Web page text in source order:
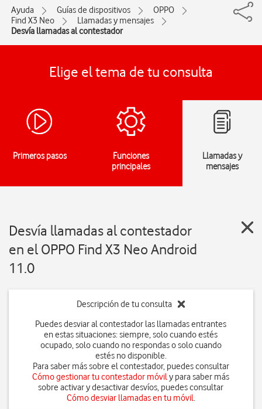
Ayuda Guías de dispositivos
OPPO
Find X3 Neo
Llamadas y mensajes
Desvía llamadas al contestador
Elige el tema de tu consulta
Primeros pasos
Funciones
principales
Llamadas y
mensajes
Desvía llamadas al contestador
en el OPPO Find X3 Neo Android
11.0
Descripción de tu consulta
Puedes desviar al contestador las llamadas entrantes
en estas situaciones: siempre, solo cuando estés
ocupado, solo cuando no respondas o solo cuando
estés no disponible.
Para saber más sobre el contestador, puedes consultar
Cómo gestionar tu contestador móvily para saber más
sobre activar y desactivar desvíos, puedes consultar
Cómo desviar llamadas en tu móvil.